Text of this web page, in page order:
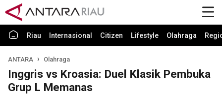
Riau Internasional Citizen Lifestyle Olahraga
ANTARA Olahraga
Inggris vs Kroasia: Duel Klasik Pembuka
Grup L Memanas